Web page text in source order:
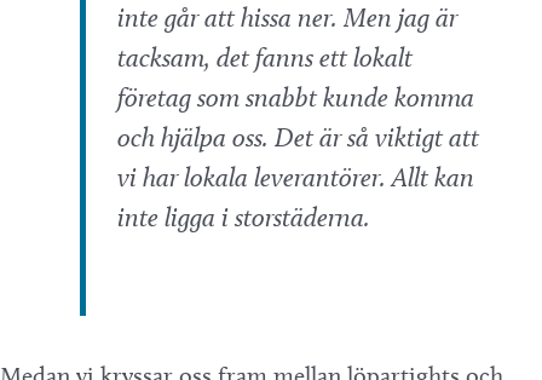
inte går att hissa ner. Men jag är
tacksam, det fanns ett lokalt
företag som snabbt kunde komma
och hjälpa oss. Det är så viktigt att
vi har lokala leverantörer. Allt kan
inte ligga i storstäderna.